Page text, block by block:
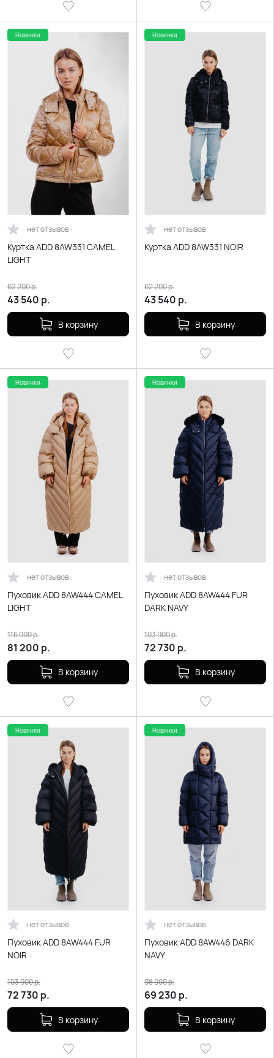
Новинки
нет отзывов
Куртка ADD 8AW331 CAMEL
LIGHT
43 540 р.
62 200р.
В корзину
Новинки
нет отзывов
Куртка ADD 8AW331 NOIR
43 540 р.
62 200р.
В корзину
Новинки
нет отзывов
Пуховик ADD 8AW444 CAMEL
LIGHT
81 200 р.
116 000р.
В корзину
Новинки
нет отзывов
Пуховик ADD 8AW444 FUR
DARK NAVY
72 730 р.
103 900р.
В корзину
Новинки
нет отзывов
Пуховик ADD 8AW444 FUR
NOIR
72 730 р.
103 900р.
В корзину
Новинки
нет отзывов
Пуховик ADD 8AW446 DARK
NAVY
69 230 р.
98 900р.
В корзину